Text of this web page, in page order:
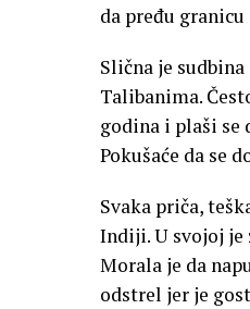
da pređu
Slična je
Talibanima.
godina i plaši se
Pokušaće da se
Svaka priča,
Indiji. U svojoj
Morala je da
odstrel jer je